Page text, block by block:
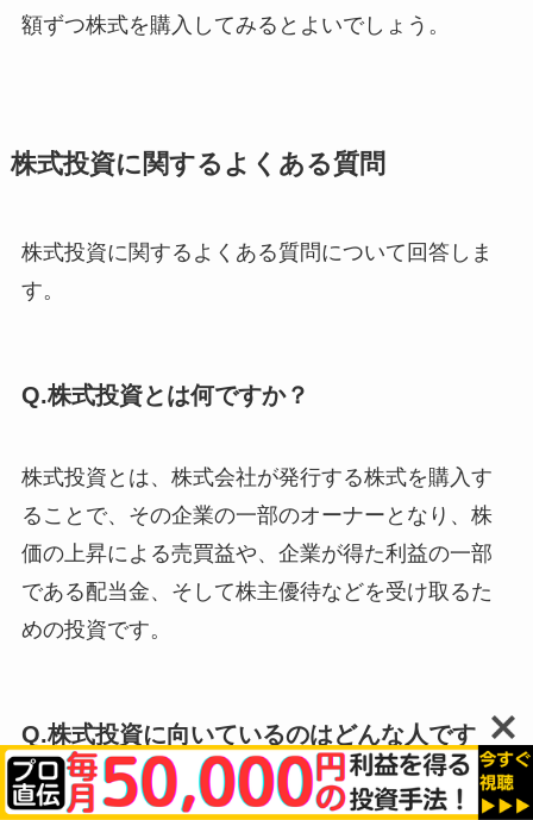
額ずつ株式を購入してみるとよいでしょう。
株式投資に関するよくある質問
株式投資に関するよくある質問について回答しま
す。
Q.株式投資とは何ですか？
株式投資とは、株式会社が発行する株式を購入す
ることで、その企業の一部のオーナーとなり、株
価の上昇による売買益や、企業が得た利益の一部
である配当金、そして株主優待などを受け取るた
めの投資です。
Q.株式投資に向いているのはどんな人です
か？